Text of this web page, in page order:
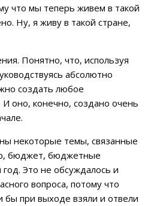
что мы теперь живем в такой
Ну, я живу в такой стране,
Понятно, что, используя
абсолютно
создать любое
оно, конечно, создано очень
некоторые темы, связанные
бюджет, бюджетные
Это не обсуждалось и
вопроса, потому что
бы при выходе взяли и отвели